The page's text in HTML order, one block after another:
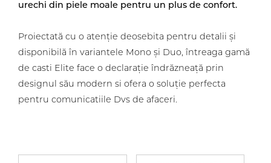
urechi din piele moale pentru un plus de confort.
Proiectată cu o atenție deosebita pentru detalii și
disponibilă în variantele Mono și Duo, întreaga gamă
de casti Elite face o declarație îndrăzneață prin
designul său modern si ofera o soluție perfecta
pentru comunicatiile Dvs de afaceri.